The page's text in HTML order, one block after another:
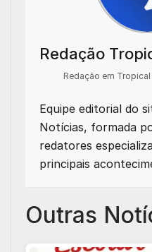
Redação
Redação em
Equipe editorial do
Notícias, formada
redatores
principais
Outras